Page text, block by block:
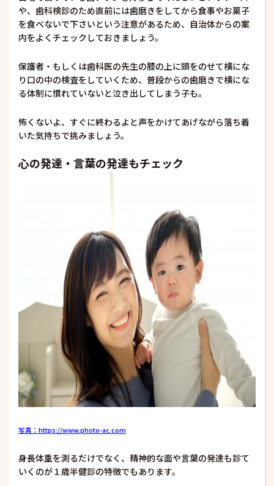
や、歯科検診のため直前には歯磨きをしてから食事やお菓子
を食べないで下さいという注意があるため、自治体からの案
内をよくチェックしておきましょう。
保護者・もしくは歯科医の先生の膝の上に頭をのせて横にな
り口の中の検査をしていくため、普段からの歯磨きで横にな
る体制に慣れていないと泣き出してしまう子も。
怖くないよ、すぐに終わるよと声をかけてあげながら落ち着
いた気持ちで挑みましょう。
心の発達・言葉の発達もチェック
写真：https://www.photo-ac.com
身長体重を測るだけでなく、精神的な面や言葉の発達も診て
いくのが１歳半健診の特徴でもあります。